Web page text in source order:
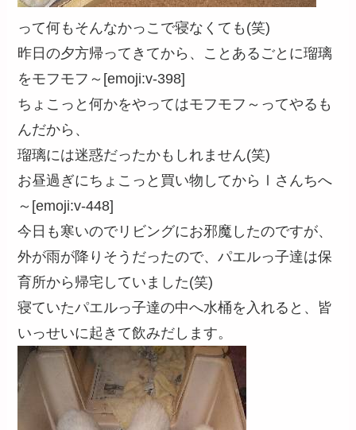
って何もそんなかっこで寝なくても(笑)
昨日の夕方帰ってきてから、ことあるごとに瑠璃
をモフモフ～[emoji:v-398]
ちょこっと何かをやってはモフモフ～ってやるも
んだから、
瑠璃には迷惑だったかもしれません(笑)
お昼過ぎにちょこっと買い物してからⅠさんちへ
～[emoji:v-448]
今日も寒いのでリビングにお邪魔したのですが、
外が雨が降りそうだったので、パエルっ子達は保
育所から帰宅していました(笑)
寝ていたパエルっ子達の中へ水桶を入れると、皆
いっせいに起きて飲みだします。